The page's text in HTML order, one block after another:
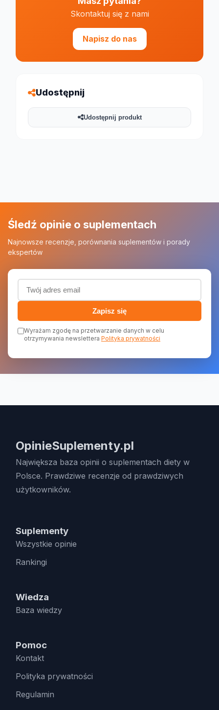
Skontaktuj się z nami
Napisz do nas
Udostępnij
Udostępnij produkt
Śledź opinie o suplementach
Najnowsze recenzje, porównania suplementów i porady
ekspertów
Adres email (wymagany)
Zapisz się
Wyrażam zgodę na przetwarzanie danych w celu
otrzymywania newslettera Polityka prywatności
OpinieSuplementy.pl
Największa baza opinii o suplementach diety w
Polsce. Prawdziwe recenzje od prawdziwych
użytkowników.
Suplementy
Wszystkie opinie
Rankingi
Wiedza
Baza wiedzy
Pomoc
Kontakt
Polityka prywatności
Regulamin